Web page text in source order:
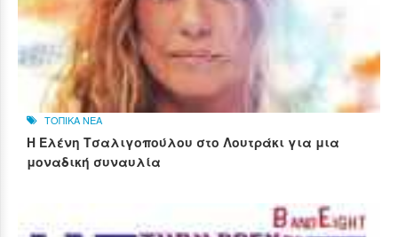
ΤΟΠΙΚΑ ΝΕΑ
Η Ελένη Τσαλιγοπούλου στο Λουτράκι για μια
μοναδική συναυλία